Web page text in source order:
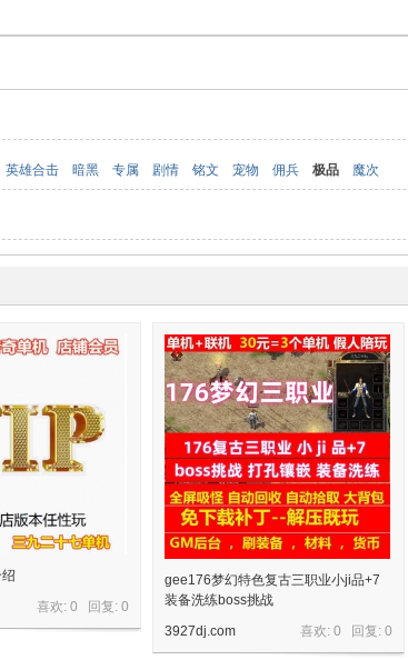
英雄合击 暗黑 专属 剧情 铭文 宠物 佣兵 极品 魔次
喜欢: 0 回复:0
gee176梦幻特色复古三职业小ji品+7
装备洗练boss挑战
喜欢: 0 回复:0
3927dj.com